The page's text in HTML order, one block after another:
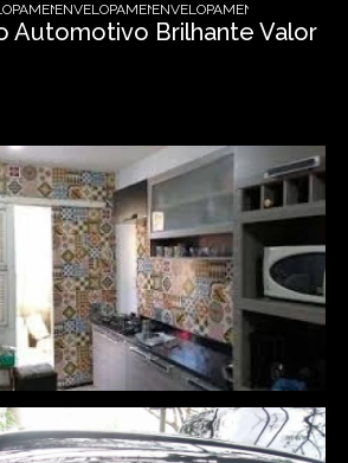
AUTOMOTIVO
ENVELOPAMENTO AUTOMOTIVO
ENVELOPAMENTO
Automotivo Brilhante Valor